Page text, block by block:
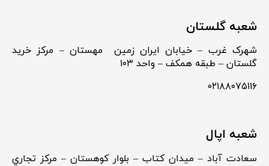
شعبه گلستان
شهرک غرب – خیابان ایران زمین مهستان – مرکز خرید
گلستان – طبقه همکف – واحد ۱۰۳
۰۲۱۸۸۰۷۵۱۱۶
شعبه اپال
سعادت آباد – ميدان كتاب – بلوار كوهستان – مركز تجاري